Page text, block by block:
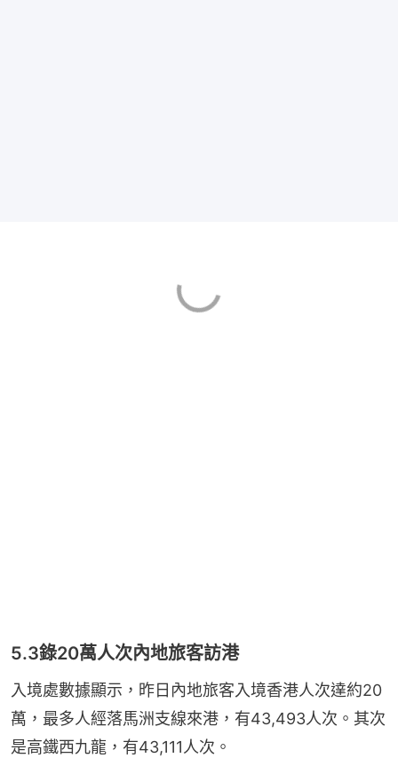
5.3錄20萬人次內地旅客訪港
入境處數據顯示，昨日內地旅客入境香港人次達約20
萬，最多人經落馬洲支線來港，有43,493人次。其次
是高鐵西九龍，有43,111人次。